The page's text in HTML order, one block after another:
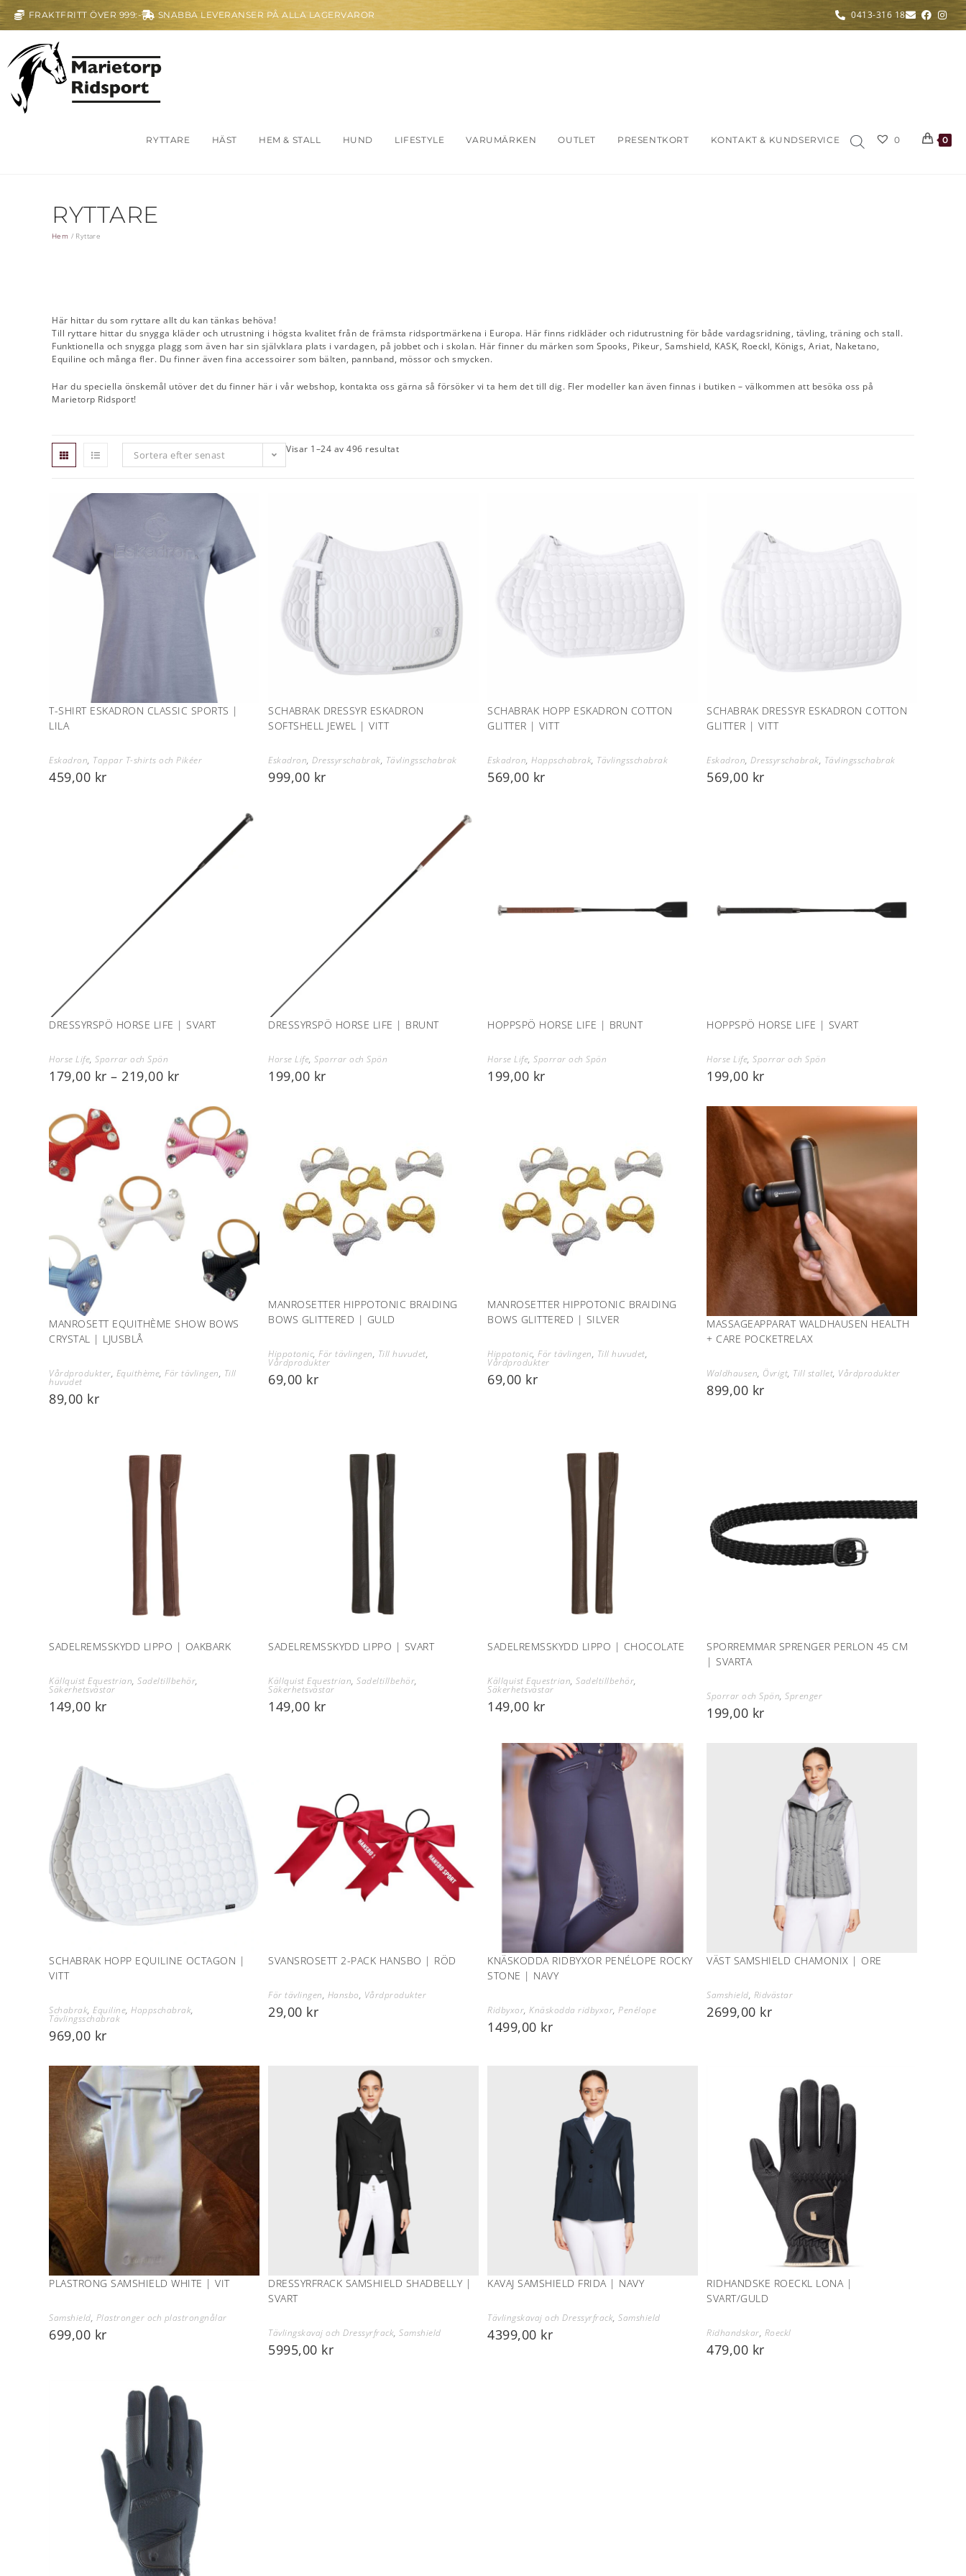
FRAKTFRITT ÖVER 999:- SNABBA LEVERANSER PÅ ALLA LAGERVAROR 0413-316 18
RYTTARE HÄST HEM & STALL HUND LIFESTYLE VARUMÄRKEN OUTLET PRESENTKORT KONTAKT & KUNDSERVICE 0 0
RYTTARE
Hem / Ryttare
Här hittar du som ryttare allt du kan tänkas behöva!
Till ryttare hittar du snygga kläder och utrustning i högsta kvalitet från de främsta ridsportmärkena i Europa. Här finns ridkläder och ridutrustning för både vardagsridning, tävling, träning och stall.
Funktionella och snygga plagg som även har sin självklara plats i vardagen, på jobbet och i skolan. Här finner du märken som Spooks, Pikeur, Samshield, KASK, Roeckl, Königs, Ariat, Naketano,
Equiline och många fler. Du finner även fina accessoirer som bälten, pannband, mössor och smycken.
Har du speciella önskemål utöver det du finner här i vår webshop, kontakta oss gärna så försöker vi ta hem det till dig. Fler modeller kan även finnas i butiken – välkommen att besöka oss på
Marietorp Ridsport!
Sortera efter senast Visar 1–24 av 496 resultat
T-SHIRT ESKADRON CLASSIC SPORTS |
LILA
Eskadron, Toppar T-shirts och Pikéer
459,00 kr
SCHABRAK DRESSYR ESKADRON
SOFTSHELL JEWEL | VITT
Eskadron,Dressyrschabrak, Tävlingsschabrak
999,00 kr
SCHABRAK HOPP ESKADRON COTTON
GLITTER | VITT
Eskadron,Hoppschabrak, Tävlingsschabrak
569,00 kr
SCHABRAK DRESSYR ESKADRON COTTON
GLITTER | VITT
Eskadron,Dressyrschabrak, Tävlingsschabrak
569,00 kr
DRESSYRSPÖ HORSE LIFE | SVART
Horse Life,Sporrar och Spön
179,00 kr – 219,00 kr
DRESSYRSPÖ HORSE LIFE | BRUNT
Horse Life,Sporrar och Spön
199,00 kr
HOPPSPÖ HORSE LIFE | BRUNT
Horse Life,Sporrar och Spön
199,00 kr
HOPPSPÖ HORSE LIFE | SVART
Horse Life,Sporrar och Spön
199,00 kr
MANROSETT EQUITHÈME SHOW BOWS
CRYSTAL | LJUSBLÅ
Vårdprodukter, Equithème,För tävlingen, Till
huvudet
89,00 kr
MANROSETTER HIPPOTONIC BRAIDING
BOWS GLITTERED | GULD
Hippotonic,För tävlingen, Till huvudet,
Vårdprodukter
69,00 kr
MANROSETTER HIPPOTONIC BRAIDING
BOWS GLITTERED | SILVER
Hippotonic,För tävlingen, Till huvudet,
Vårdprodukter
69,00 kr
MASSAGEAPPARAT WALDHAUSEN HEALTH
+ CARE POCKETRELAX
Waldhausen, Övrigt, Till stallet, Vårdprodukter
899,00 kr
SADELREMSSKYDD LIPPO | OAKBARK
Källquist Equestrian,Sadeltillbehör,
Säkerhetsvästar
149,00 kr
SADELREMSSKYDD LIPPO | SVART
Källquist Equestrian,Sadeltillbehör,
Säkerhetsvästar
149,00 kr
SADELREMSSKYDD LIPPO | CHOCOLATE
Källquist Equestrian,Sadeltillbehör,
Säkerhetsvästar
149,00 kr
SPORREMMAR SPRENGER PERLON 45 CM
| SVARTA
Sporrar och Spön,Sprenger
199,00 kr
SCHABRAK HOPP EQUILINE OCTAGON |
VITT
Schabrak,Equiline,Hoppschabrak,
Tävlingsschabrak
969,00 kr
SVANSROSETT 2-PACK HANSBO | RÖD
För tävlingen, Hansbo, Vårdprodukter
29,00 kr
KNÄSKODDA RIDBYXOR PENÉLOPE ROCKY
STONE | NAVY
Ridbyxor,Knäskodda ridbyxor,Penélope
1499,00 kr
VÄST SAMSHIELD CHAMONIX | ORE
Samshield, Ridvästar
2699,00 kr
PLASTRONG SAMSHIELD WHITE | VIT
Samshield, Plastronger och plastrongnålar
699,00 kr
DRESSYRFRACK SAMSHIELD SHADBELLY |
SVART
Tävlingskavaj och Dressyrfrack,Samshield
5995,00 kr
KAVAJ SAMSHIELD FRIDA | NAVY
Tävlingskavaj och Dressyrfrack,Samshield
4399,00 kr
RIDHANDSKE ROECKL LONA |
SVART/GULD
Ridhandskar, Roeckl
479,00 kr